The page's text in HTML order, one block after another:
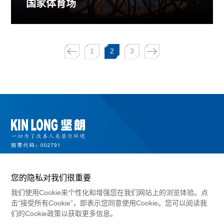
国家体育场
1 2 3
©2024 广东坚朗五金制品股份有限公司版权所有
您的隐私对我们很重要
我们使用Cookie来个性化和增强您在我们网站上的浏览体验。点
击“接受所有Cookie”，即表示您同意使用Cookie。您可以阅读我
们的Cookie政策以获取更多信息。